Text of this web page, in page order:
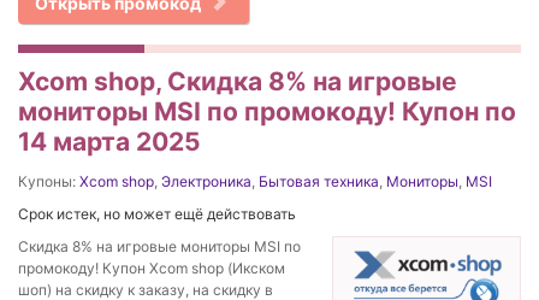
Xcom shop, Скидка 8% на игровые
мониторы MSI по промокоду! Купон по
14 марта 2025
Купоны: Xcom shop Электроника Бытовая техника Мониторы MSI
Срок истек, но может ещё действовать
Скидка 8% на игровые мониторы MSI по
промокоду! Купон Xcom shop (Икском
шоп) на скидку к заказу, на скидку в